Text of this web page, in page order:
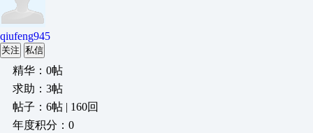
qiufeng945
关注 私信
精华：0帖
求助：3帖
帖子：6帖 | 160回
年度积分：0